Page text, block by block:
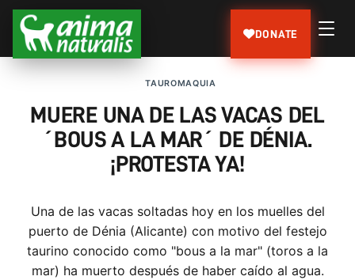
DONATE
TAUROMAQUIA
MUERE UNA DE LAS VACAS DEL
´BOUS A LA MAR´ DE DÉNIA.
¡PROTESTA YA!
Una de las vacas soltadas hoy en los muelles del
puerto de Dénia (Alicante) con motivo del festejo
taurino conocido como "bous a la mar" (toros a la
mar) ha muerto después de haber caído al agua.